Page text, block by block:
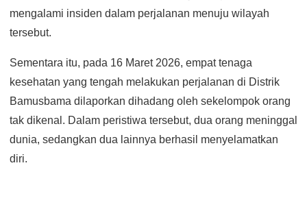
mengalami insiden dalam perjalanan menuju wilayah
tersebut.
Sementara itu, pada 16 Maret 2026, empat tenaga
kesehatan yang tengah melakukan perjalanan di Distrik
Bamusbama dilaporkan dihadang oleh sekelompok orang
tak dikenal. Dalam peristiwa tersebut, dua orang meninggal
dunia, sedangkan dua lainnya berhasil menyelamatkan
diri.